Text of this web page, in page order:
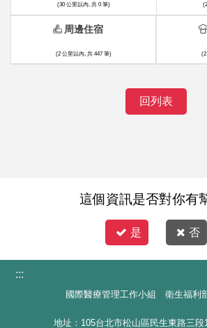
(30 公里以內, 共 0 筆)
周邊住宿
(2 公里以內, 共 447 筆) (2
回列表
這個資訊是否對你有
是 否
:::
國際醫療管理工作小組 衛生福利
地址：105台北市松山區民生東路三段